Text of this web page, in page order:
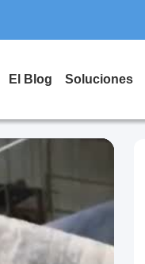
El Blog Soluciones